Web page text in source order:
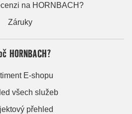
na HORNBACH?
Záruky
HORNBACH?
E-shopu
všech služeb
přehled